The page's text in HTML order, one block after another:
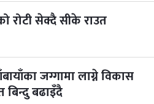
रोटी सेक्दै सीके राउत
जग्गामा लाग्ने विकास
बिन्दु बढाइँदै